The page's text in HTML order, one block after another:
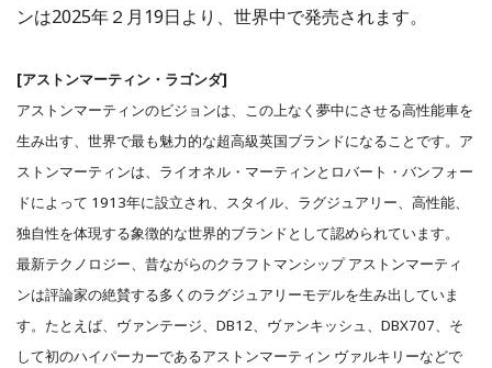
ンは2025年２月19日より、世界中で発売されます。
[アストンマーティン・ラゴンダ]
アストンマーティンのビジョンは、この上なく夢中にさせる高性能車を
生み出す、世界で最も魅力的な超高級英国ブランドになることです。 ア
ストンマーティンは、ライオネル・マーティンとロバート・バンフォー
ドによって 1913年に設立され、スタイル、ラグジュアリー、高性能、
独自性を体現する象徴的な世界的ブランドとして認められています。
最新テクノロジー、昔ながらのクラフトマンシップ アストンマーティ
ンは評論家の絶賛する多くのラグジュアリーモデルを生み出していま
す。たとえば、ヴァンテージ、DB12、ヴァンキッシュ、DBX707、そ
して初のハイパーカーであるアストンマーティン ヴァルキリーなどで